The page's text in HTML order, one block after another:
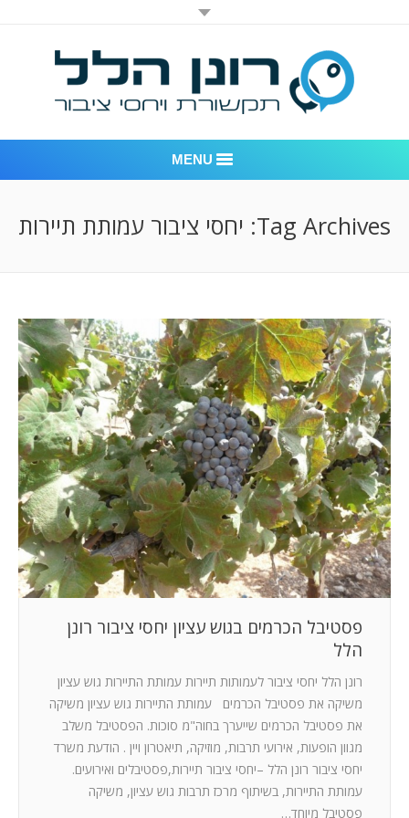
MENU
לקוחות – משרד יחסי ציבור רונן הלל
חדר חדשות
המלצות
ניהול מוניטין
צור קשר
Tag Archives: יחסי ציבור עמותת תיירות
פסטיבל הכרמים בגוש עציון יחסי ציבור רונן
הלל
רונן הלל יחסי ציבור לעמותות תיירות עמותת התיירות גוש עציון
משיקה את פסטיבל הכרמים עמותת התיירות גוש עציון משיקה
את פסטיבל הכרמים שייערך בחוה"מ סוכות. הפסטיבל משלב
מגוון הופעות, אירועי תרבות, מוזיקה, תיאטרון ויין . הודעת משרד
יחסי ציבור רונן הלל –יחסי ציבור תיירות,פסטיבלים ואירועים.
עמותת התיירות, בשיתוף מרכז תרבות גוש עציון, משיקה
פסטיבל מיוחד…